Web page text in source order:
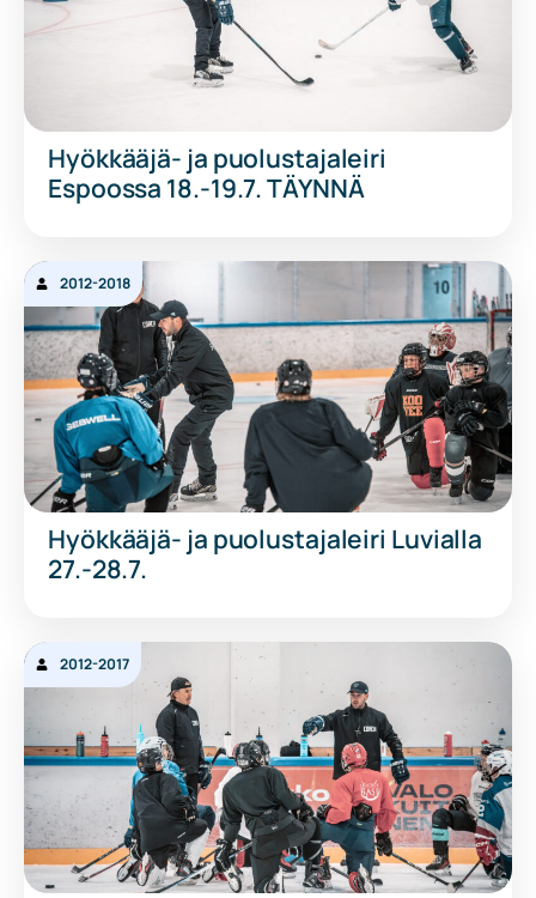
Hyökkääjä- ja puolustajaleiri
Espoossa 18.-19.7. TÄYNNÄ
2012-2018
Hyökkääjä- ja puolustajaleiri Luvialla
27.-28.7.
2012-2017